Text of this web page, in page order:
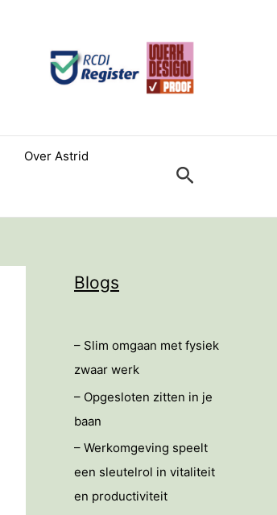
Over Astrid
Zoeken
Blogs
– Slim omgaan met fysiek
zwaar werk
– Opgesloten zitten in je
baan
– Werkomgeving speelt
een sleutelrol in vitaliteit
en productiviteit